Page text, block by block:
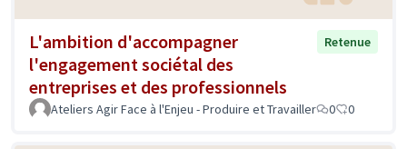
L'ambition d'accompagner
l'engagement sociétal des
entreprises et des professionnels
Retenue
Ateliers Agir Face à l'Enjeu - Produire et Travailler 0 0